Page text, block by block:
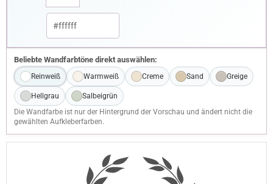
Beliebte Wandfarbtöne direkt auswählen:
Reinweiß Warmweiß Creme Sand Greige
Hellgrau
Salbeigrün
Die Wandfarbe ist nur der Hintergrund der Vorschau und ändert nicht die
gewählten Aufkleberfarben.